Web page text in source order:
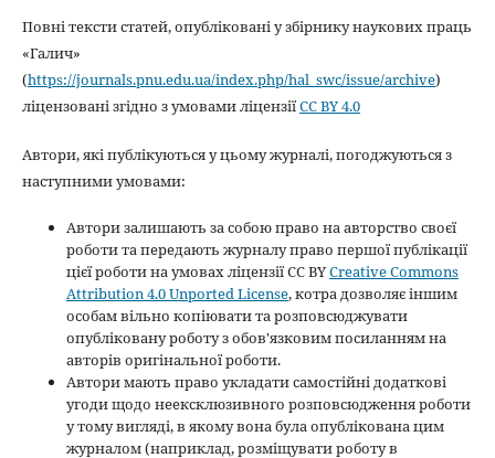
Повні тексти статей, опубліковані у збірнику наукових праць
«Галич»
(https://journals.pnu.edu.ua/index.php/hal_swc/issue/archive)
ліцензовані згідно з умовами ліцензіїCC BY 4.0
Автори, які публікуються у цьому журналі, погоджуються з
наступними умовами:
Автори залишають за собою право на авторство своєї
роботи та передають журналу право першої публікації
цієї роботи на умовах ліцензії CC BYCreative Commons
Attribution 4.0 Unported License, котра дозволяє іншим
особам вільно копіювати та розповсюджувати
опубліковану роботу з обов'язковим посиланням на
авторів оригінальної роботи.
Автори мають право укладати самостійні додаткові
угоди щодо неексклюзивного розповсюдження роботи
у тому вигляді, в якому вона була опублікована цим
журналом (наприклад, розміщувати роботу в